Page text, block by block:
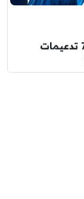
صفقات الهلال في الميركاتو الصيفي.. 7 تدعيمات